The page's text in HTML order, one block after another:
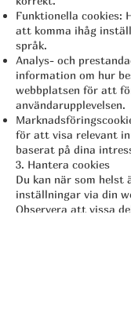
Funktionella cookies:
att komma ihåg
språk.
Analys- och
information om hur
webbplatsen för att
användarupplevelsen.
för att visa relevant
baserat på dina
3. Hantera cookies
Du kan när som helst
inställningar via din
Observera att vissa